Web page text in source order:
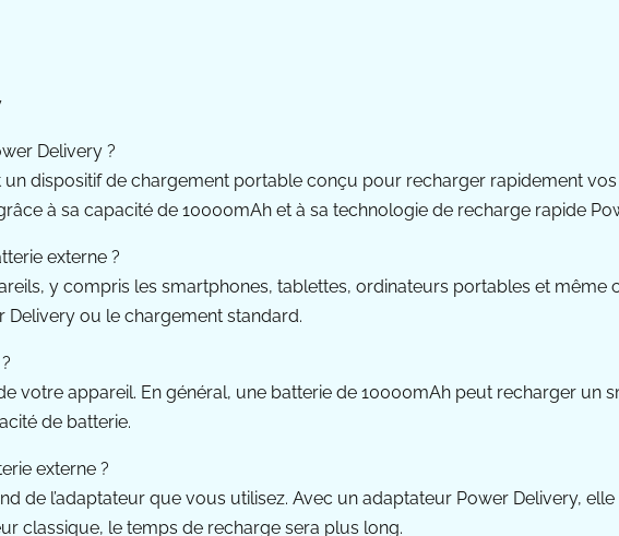
Delivery ?
dispositif de chargement portable conçu pour recharger rapidement
à sa capacité de 10000mAh et à sa technologie de recharge rapide
externe ?
y compris les smartphones, tablettes, ordinateurs portables et même
Delivery ou le chargement standard.
votre appareil. En général, une batterie de 10000mAh peut recharger un
de batterie.
externe ?
de l’adaptateur que vous utilisez. Avec un adaptateur Power Delivery,
classique, le temps de recharge sera plus long.